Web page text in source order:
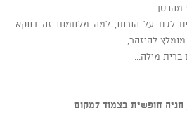
מהבטן:
לכם על הורות, למה מלחמות זה דווקא
להיזהר,
מילה...